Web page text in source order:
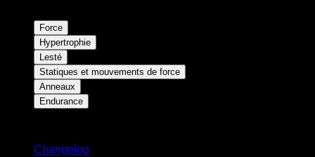
Force
Hypertrophie
Lesté
Statiques et mouvements de force
Anneaux
Endurance
Changelog